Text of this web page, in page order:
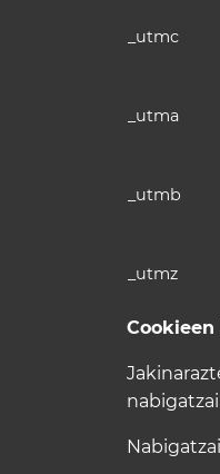
_utmc
_utma
_utmb
_utmz